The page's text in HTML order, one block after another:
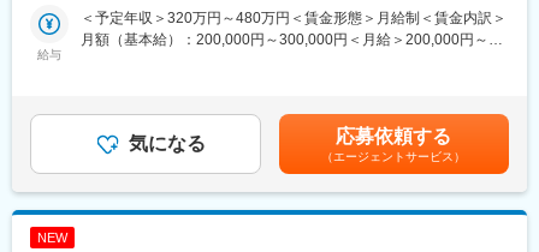
■当社について：
当社は装置組立と保守を主軸に設計 調達まで一気通貫で提供でき
術力と保守サービスを武器に競合他社との差別化が図れており 今
後も需要の高い分野でキャリアを築ける環境です
当社が製造する切削加工製品および協力会社で製造された部品の
品質検査業務をお任せいたします。
機や画像測定器などの測定機器を用いて、製品が規格を満たして
いるか検査していただきます。
給与
＜予定年収＞320万円～480万円＜賃金形態＞月給制＜賃金内訳＞
月額（基本給）：200,000円～300,000円＜月給＞200,000円～
気になる 応募依頼する
（エージェントサービス）
NEW